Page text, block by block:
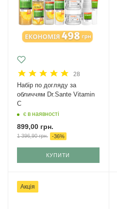
28
Набір по догляду за
обличчям Dr.Sante Vitamin
C
є в наявності
899,00 грн.
1 396,90грн. -36%
КУПИТИ
Акція